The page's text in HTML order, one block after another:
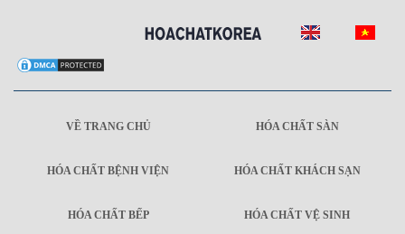
VỀ TRANG CHỦ HÓA CHẤT SÀN
HÓA CHẤT BỆNH VIỆN HÓA CHẤT KHÁCH SẠN
HÓA CHẤT BẾP HÓA CHẤT VỆ SINH